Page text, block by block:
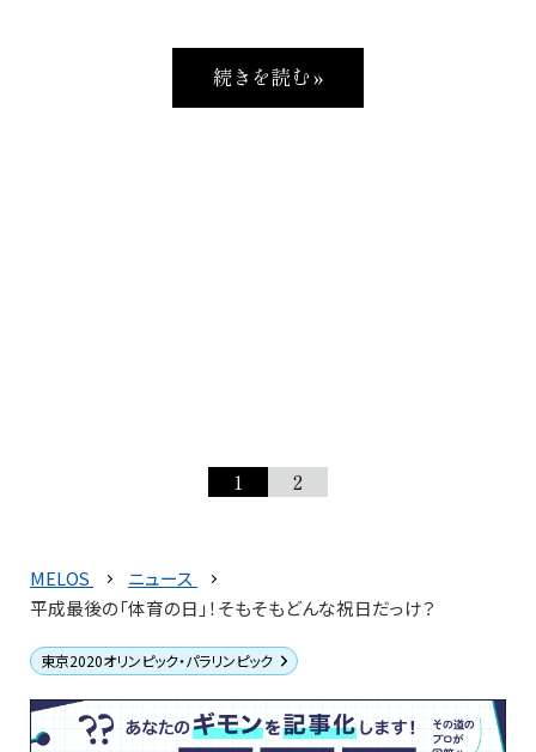
続きを読む »
1 2
MELOS
ニュース
平成最後の「体育の日」！そもそもどんな祝日だっけ？
東京2020オリンピック・パラリンピック